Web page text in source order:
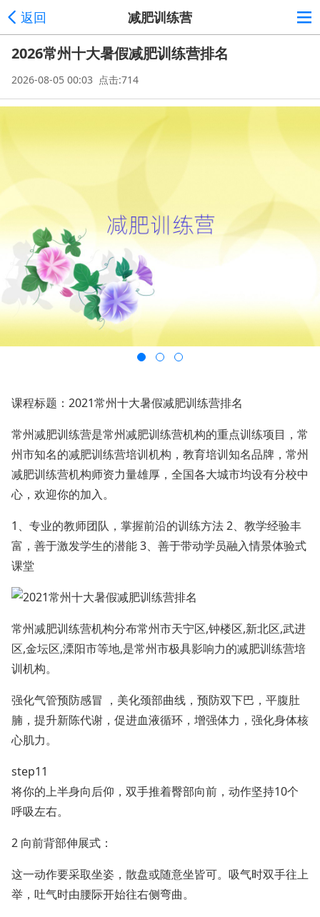
返回 减肥训练营
2026常州十大暑假减肥训练营排名
2026-08-05 00:03 点击:714
课程标题：2021常州十大暑假减肥训练营排名
常州减肥训练营是常州减肥训练营机构的重点训练项目，常
州市知名的减肥训练营培训机构，教育培训知名品牌，常州
减肥训练营机构师资力量雄厚，全国各大城市均设有分校中
心，欢迎你的加入。
1、专业的教师团队，掌握前沿的训练方法 2、教学经验丰
富，善于激发学生的潜能 3、善于带动学员融入情景体验式
课堂
常州减肥训练营机构分布常州市天宁区,钟楼区,新北区,武进
区,金坛区,溧阳市等地,是常州市极具影响力的减肥训练营培
训机构。
强化气管预防感冒 ，美化颈部曲线，预防双下巴，平腹肚
腩，提升新陈代谢，促进血液循环，增强体力，强化身体核
心肌力。
step11
将你的上半身向后仰，双手推着臀部向前，动作坚持10个
呼吸左右。
2 向前背部伸展式：
这一动作要采取坐姿，散盘或随意坐皆可。吸气时双手往上
举，吐气时由腰际开始往右侧弯曲。